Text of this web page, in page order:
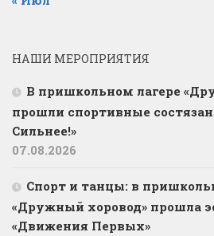
НАШИ МЕРОПРИЯТИЯ
В пришкольном лагере
прошли спортивные
Сильнее!»
07.08.2026
Спорт и танцы: в
«Дружный хоровод» прошла
«Движения Первых»